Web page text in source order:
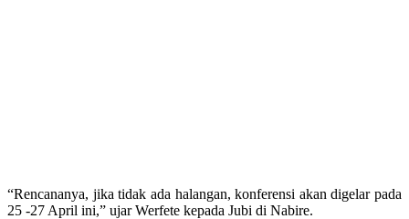
“Rencananya, jika tidak ada halangan, konferensi akan digelar pada
25 -27 April ini,” ujar Werfete kepada Jubi di Nabire.